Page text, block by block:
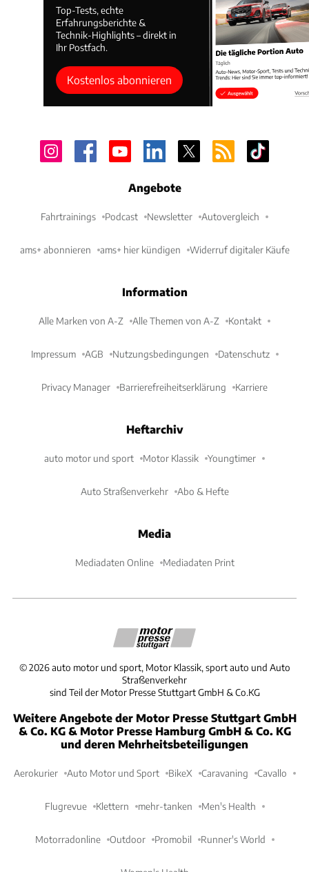
Top-Tests, echte
Erfahrungsberichte &
Technik-Highlights – direkt in
Ihr Postfach.
Kostenlos abonnieren
Angebote
Fahrtrainings Podcast Newsletter Autovergleich
ams+ abonnieren ams+ hier kündigen Widerruf digitaler Käufe
Information
Alle Marken von A-Z Alle Themen von A-Z Kontakt
Impressum AGB Nutzungsbedingungen Datenschutz
Privacy Manager Barrierefreiheitserklärung Karriere
Heftarchiv
auto motor und sport Motor Klassik Youngtimer
Auto Straßenverkehr Abo & Hefte
Media
Mediadaten Online Mediadaten Print
©2026 auto motor und sport, Motor Klassik, sport auto und Auto
Straßenverkehr
sind Teil der Motor Presse Stuttgart GmbH & Co.KG
Weitere Angebote der Motor Presse Stuttgart GmbH
& Co. KG & Motor Presse Hamburg GmbH & Co. KG
und deren Mehrheitsbeteiligungen
Aerokurier Auto Motor und Sport BikeX Caravaning Cavallo
Flugrevue Klettern mehr-tanken Men's Health
Motorradonline Outdoor Promobil Runner's World